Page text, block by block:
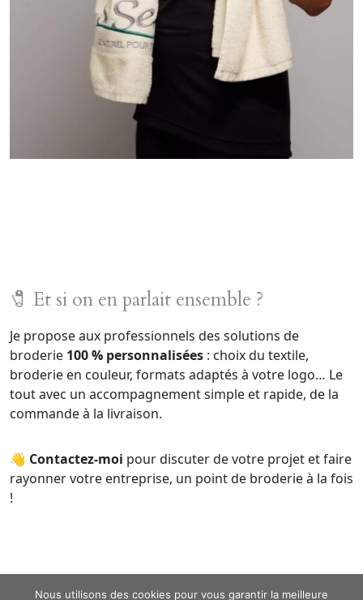
🧷 Et si on en parlait ensemble ?
Je propose aux professionnels des solutions de
broderie 100 % personnalisées : choix du textile,
broderie en couleur, formats adaptés à votre logo… Le
tout avec un accompagnement simple et rapide, de la
commande à la livraison.
👋 Contactez-moi pour discuter de votre projet et faire
rayonner votre entreprise, un point de broderie à la fois
!
Nous utilisons des cookies pour vous garantir la meilleure